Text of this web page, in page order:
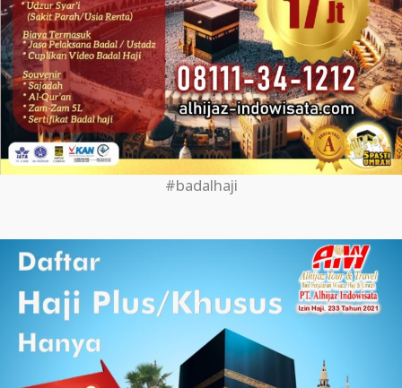
#badalhaji